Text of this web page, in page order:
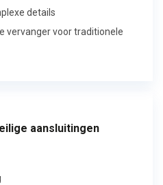
details
vervanger voor traditionele
aansluitingen